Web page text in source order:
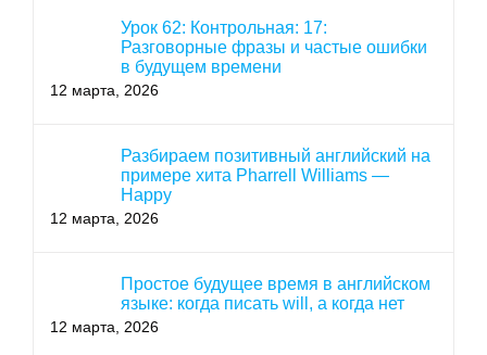
Урок 62: Контрольная: 17:
Разговорные фразы и частые ошибки
в будущем времени
12 марта, 2026
Разбираем позитивный английский на
примере хита Pharrell Williams —
Happy
12 марта, 2026
Простое будущее время в английском
языке: когда писать will, а когда нет
12 марта, 2026